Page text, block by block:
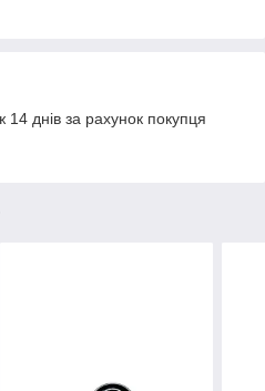
днів за рахунок покупця